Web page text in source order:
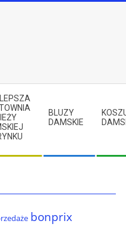
BLUZY
DAMSKIE
bonprix